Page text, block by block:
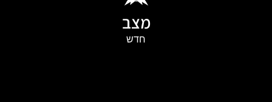
מצב
חדש